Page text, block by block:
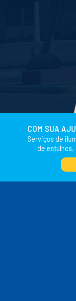
COM SUA
Serviços de
de